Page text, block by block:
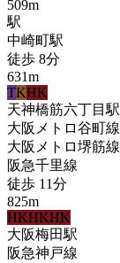
509m
駅
中崎町駅
徒歩 8分
631m
TKHK
天神橋筋六丁目 駅
大阪メトロ谷町線
大阪メトロ堺筋線
阪急千里線
徒歩 11分
825m
HKHKHK
大阪梅田駅
阪急神戸線